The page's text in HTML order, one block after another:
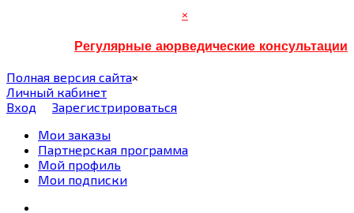
×
Регулярные аюрведические консультации
Полная версия сайта×
Личный кабинет
Вход
Зарегистрироваться
Мои заказы
Партнерская программа
Мой профиль
Мои подписки